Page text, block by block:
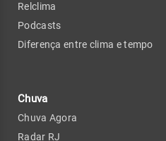
Relclima
Podcasts
Diferença entre clima e tempo
Chuva
Chuva Agora
Radar RJ